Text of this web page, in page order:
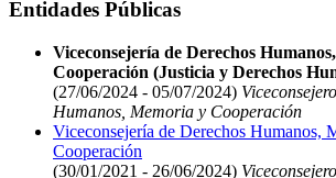
Entidades Públicas
Viceconsejería de Derechos
Cooperación (Justicia y Derechos
(27/06/2024 - 05/07/2024)
Humanos, Memoria y Cooperación
Viceconsejería de Derechos Humanos,
Cooperación
(30/01/2021 - 26/06/2024)